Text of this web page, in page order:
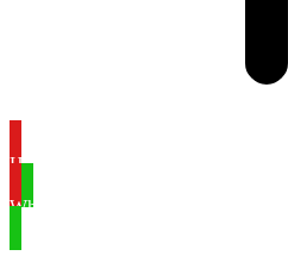
Hemen Ara
WhatsApp